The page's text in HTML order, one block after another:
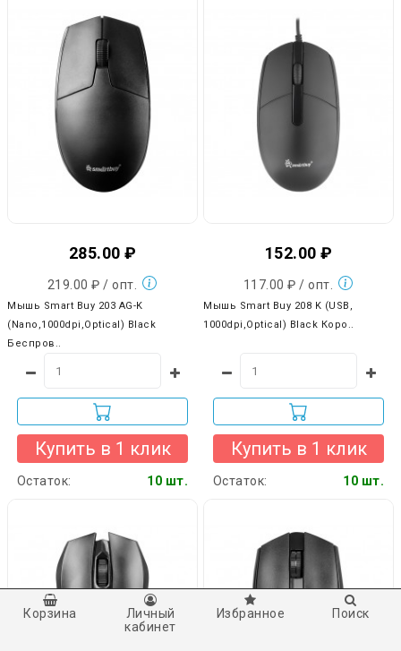
285.00 ₽
219.00 ₽ / опт.
Мышь Smart Buy 203 AG-K
(Nano,1000dpi,Optical) Black
Беспров..
Купить в 1 клик
Остаток: 10 шт.
152.00 ₽
117.00 ₽ / опт.
Мышь Smart Buy 208 K (USB,
1000dpi,Optical) Black Коро..
Купить в 1 клик
Остаток: 10 шт.
Корзина
Личный
кабинет
Избранное Поиск